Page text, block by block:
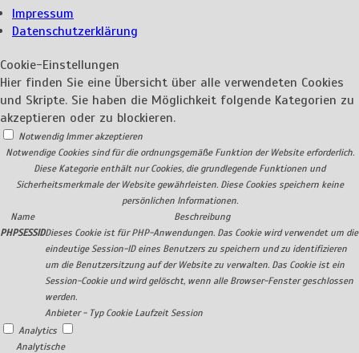
Impressum
Datenschutzerklärung
Cookie-Einstellungen
Hier finden Sie eine Übersicht über alle verwendeten Cookies
und Skripte. Sie haben die Möglichkeit folgende Kategorien zu
akzeptieren oder zu blockieren.
Notwendig Immer akzeptieren
Notwendige Cookies sind für die ordnungsgemäße Funktion der Website erforderlich.
Diese Kategorie enthält nur Cookies, die grundlegende Funktionen und
Sicherheitsmerkmale der Website gewährleisten. Diese Cookies speichern keine
persönlichen Informationen.
Name
Beschreibung
PHPSESSIDDieses Cookie ist für PHP-Anwendungen. Das Cookie wird verwendet um die
eindeutige Session-ID eines Benutzers zu speichern und zu identifizieren
um die Benutzersitzung auf der Website zu verwalten. Das Cookie ist ein
Session-Cookie und wird gelöscht, wenn alle Browser-Fenster geschlossen
werden.
Anbieter - Typ Cookie Laufzeit Session
Analytics
Analytische